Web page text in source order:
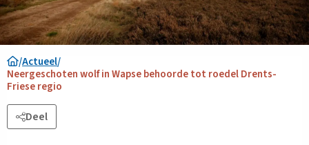
/Actueel/
Neergeschoten wolf in Wapse behoorde tot roedel Drents-
Friese regio
Deel